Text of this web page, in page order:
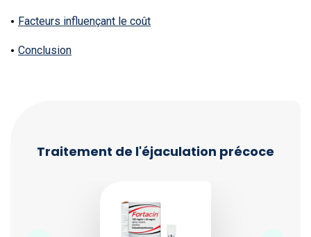
Facteurs influençant le coût
Conclusion
Traitement de l'éjaculation précoce